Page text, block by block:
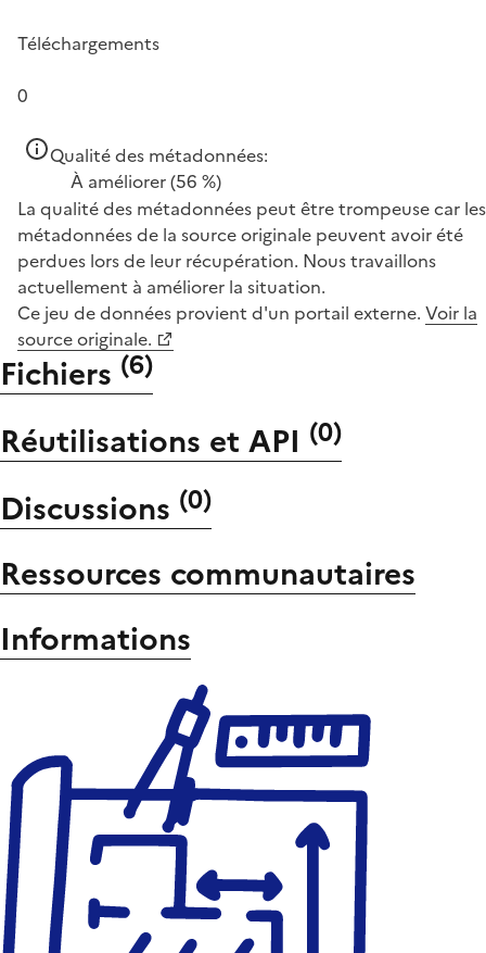
Téléchargements
0
Qualité des métadonnées:
À améliorer(56 %)
La qualité des métadonnées peut être trompeuse car les
métadonnées de la source originale peuvent avoir été
perdues lors de leur récupération. Nous travaillons
actuellement à améliorer la situation.
Ce jeu de données provient d'un portail externe. Voir la
source originale.
Fichiers (6)
Réutilisations et API (0)
Discussions (0)
Ressources communautaires
Informations